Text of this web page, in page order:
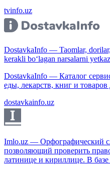
tvinfo.uz
DostavkaInfo — Taomlar,
kerakli bo‘lagan narsalarni
DostavkaInfo — Каталог
еды, лекарств, книг и товаров
dostavkainfo.uz
Imlo.uz — Орфографический
позволяющий проверить
латинице и кириллице. В базе